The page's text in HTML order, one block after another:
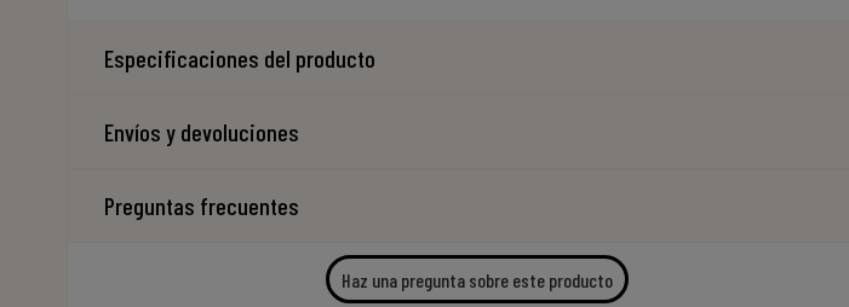
Especificaciones del producto
Envíos y devoluciones
Preguntas frecuentes
Haz una pregunta sobre este producto